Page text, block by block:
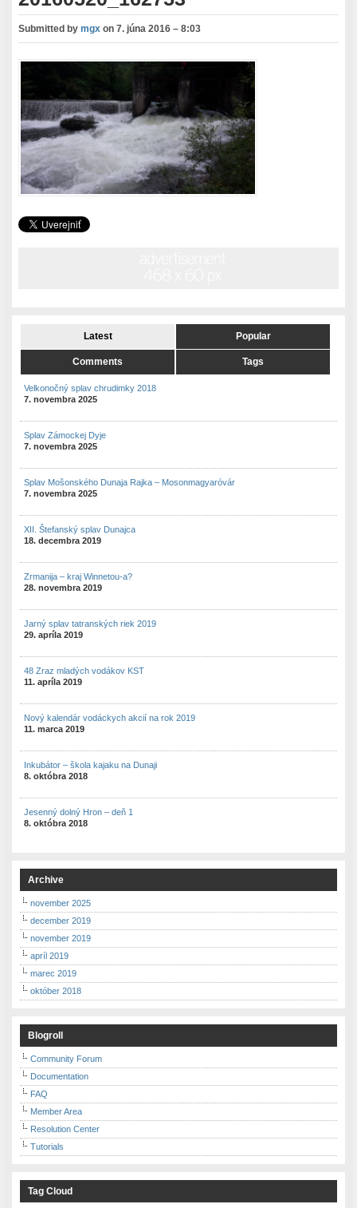
Submitted bymgx on7. júna 2016 – 8:03
Latest Popular
Comments Tags
Velkonočný splav chrudimky 2018
7. novembra 2025
Splav Zámockej Dyje
7. novembra 2025
Splav Mošonského Dunaja Rajka – Mosonmagyaróvár
7. novembra 2025
XII. Štefanský splav Dunajca
18. decembra 2019
Zrmanija – kraj Winnetou-a?
28. novembra 2019
Jarný splav tatranských riek 2019
29. apríla 2019
48 Zraz mladých vodákov KST
11. apríla 2019
Nový kalendár vodáckych akcií na rok 2019
11. marca 2019
Inkubátor – škola kajaku na Dunaji
8. októbra 2018
Jesenný dolný Hron – deň 1
8. októbra 2018
Archive
november 2025
december 2019
november 2019
apríl 2019
marec 2019
október 2018
Blogroll
Community Forum
Documentation
FAQ
Member Area
Resolution Center
Tutorials
Tag Cloud